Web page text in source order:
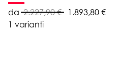
da 2.227,90 €
1.893,80 €
1 varianti